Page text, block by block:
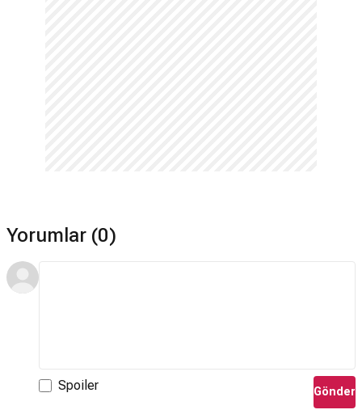
Yorumlar (0)
Spoiler Gönder